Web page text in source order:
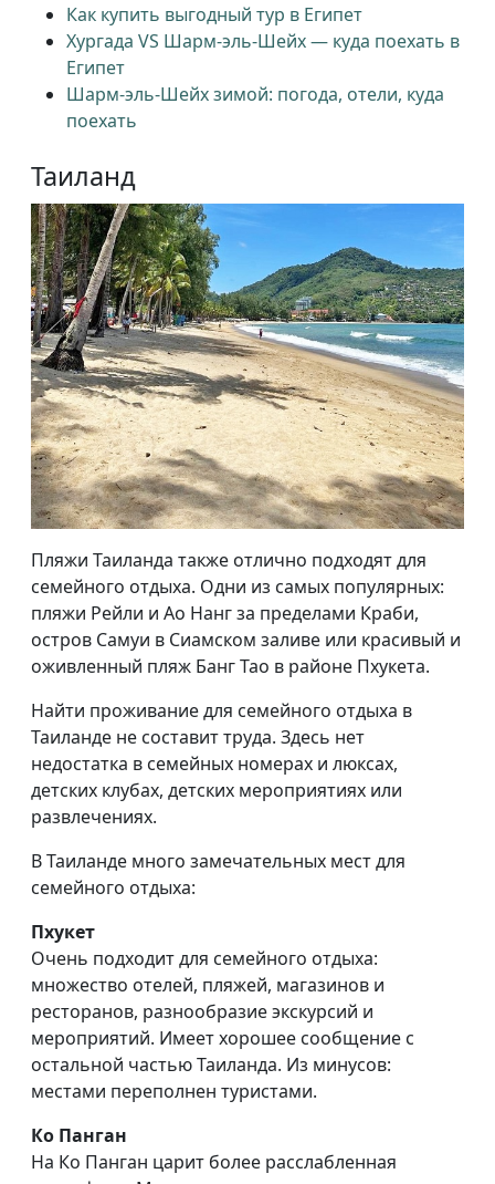
Как купить выгодный тур в Египет
Хургада VS Шарм-эль-Шейх — куда поехать в
Египет
Шарм-эль-Шейх зимой: погода, отели, куда
поехать
Таиланд
Пляжи Таиланда также отлично подходят для
семейного отдыха. Одни из самых популярных:
пляжи Рейли и Ао Нанг за пределами Краби,
остров Самуи в Сиамском заливе или красивый и
оживленный пляж Банг Тао в районе Пхукета.
Найти проживание для семейного отдыха в
Таиланде не составит труда. Здесь нет
недостатка в семейных номерах и люксах,
детских клубах, детских мероприятиях или
развлечениях.
В Таиланде много замечательных мест для
семейного отдыха:
Пхукет
Очень подходит для семейного отдыха:
множество отелей, пляжей, магазинов и
ресторанов, разнообразие экскурсий и
мероприятий. Имеет хорошее сообщение с
остальной частью Таиланда. Из минусов:
местами переполнен туристами.
Ко Панган
На Ко Панган царит более расслабленная